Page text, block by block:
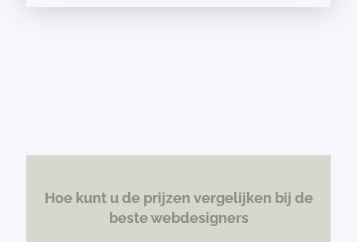
Hoe kunt u de prijzen vergelijken bij de
beste webdesigners